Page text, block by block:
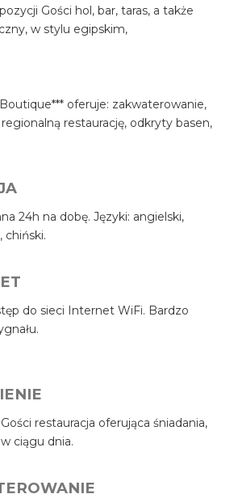
Gości hol, bar, taras, a także
w stylu egipskim,
oferuje: zakwaterowanie,
restaurację, odkryty basen,
24h na dobę. Języki: angielski,
chiński.
do sieci Internet WiFi. Bardzo
restauracja oferująca śniadania,
ciągu dnia.